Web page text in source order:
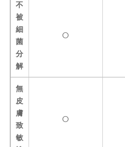
不
被
細
菌
分
解
無
皮
膚
致
敏